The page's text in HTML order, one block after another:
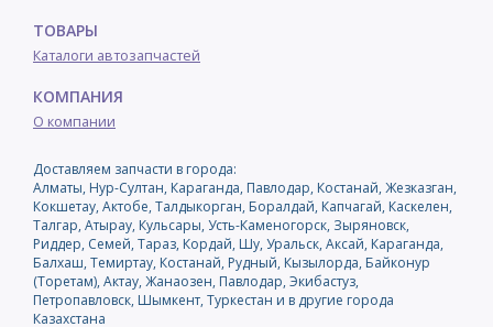
ТОВАРЫ
Каталоги автозапчастей
КОМПАНИЯ
О компании
Доставляем запчасти в города:
Алматы, Нур-Султан, Караганда, Павлодар, Костанай, Жезказган,
Кокшетау, Актобе, Талдыкорган, Боралдай, Капчагай, Каскелен,
Талгар, Атырау, Кульсары, Усть-Каменогорск, Зыряновск,
Риддер, Семей, Тараз, Кордай, Шу, Уральск, Аксай, Караганда,
Балхаш, Темиртау, Костанай, Рудный, Кызылорда, Байконур
(Торетам), Актау, Жанаозен, Павлодар, Экибастуз,
Петропавловск, Шымкент, Туркестан и в другие города
Казахстана